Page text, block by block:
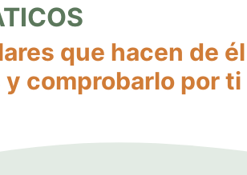
que hacen de
comprobarlo por ti